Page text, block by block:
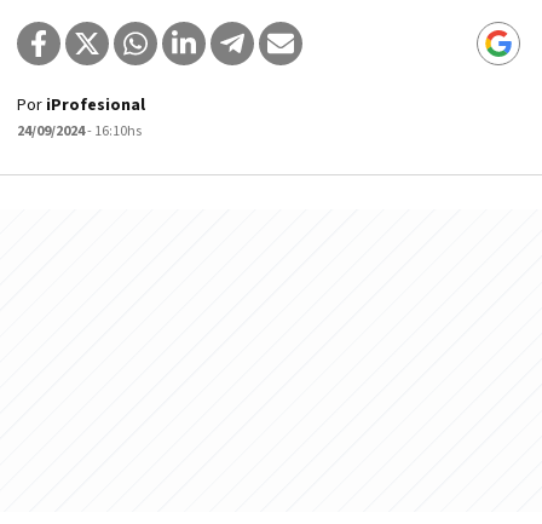
Por iProfesional
24/09/2024- 16:10hs